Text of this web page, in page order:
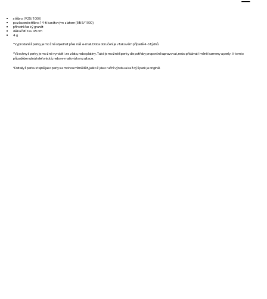
stříbro: (925/1000)
pozlacené stříbro: 14-ti karátovým zlatem (585/1000)
přírodní český granát
délka řetízku 45 cm
4 g
*Vyprodané šperky je možné objednat přes náš e-mail. Doba doručení je v takovém případě 4-6 týdnů.
*Všechny šperky je možné vyrobit i ze zlata, nebo platiny. Také je možné šperky dle potřeby proporčně upravovat, nebo přidávat/měnit kameny a perly. V tomto
případě je nutná telefonická, nebo e-mailová konzultace.
*Detaily šperku stejně jako perly se mohou mírně lišit, jelikož jde o ruční výrobu a každý šperk je originál.